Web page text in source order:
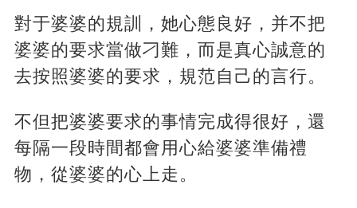
對于婆婆的規訓，她心態良好，并不把
婆婆的要求當做刁難，而是真心誠意的
去按照婆婆的要求，規范自己的言行。
不但把婆婆要求的事情完成得很好，還
每隔一段時間都會用心給婆婆準備禮
物，從婆婆的心上走。